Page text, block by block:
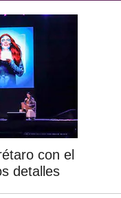
con el
detalles